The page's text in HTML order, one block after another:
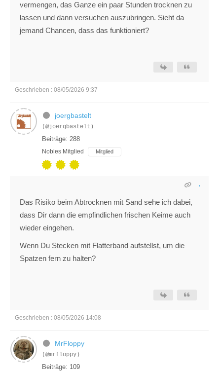
vermengen, das Ganze ein paar Stunden trocknen zu
lassen und dann versuchen auszubringen. Sieht da
jemand Chancen, dass das funktioniert?
Geschrieben : 08/05/2026 9:37
joergbastelt
(@joergbastelt)
Beiträge: 288
Nobles Mitglied Mitglied
Das Risiko beim Abtrocknen mit Sand sehe ich dabei,
dass Dir dann die empfindlichen frischen Keime auch
wieder eingehen.
Wenn Du Stecken mit Flatterband aufstellst, um die
Spatzen fern zu halten?
Geschrieben : 08/05/2026 14:08
MrFloppy
(@mrfloppy)
Beiträge: 109